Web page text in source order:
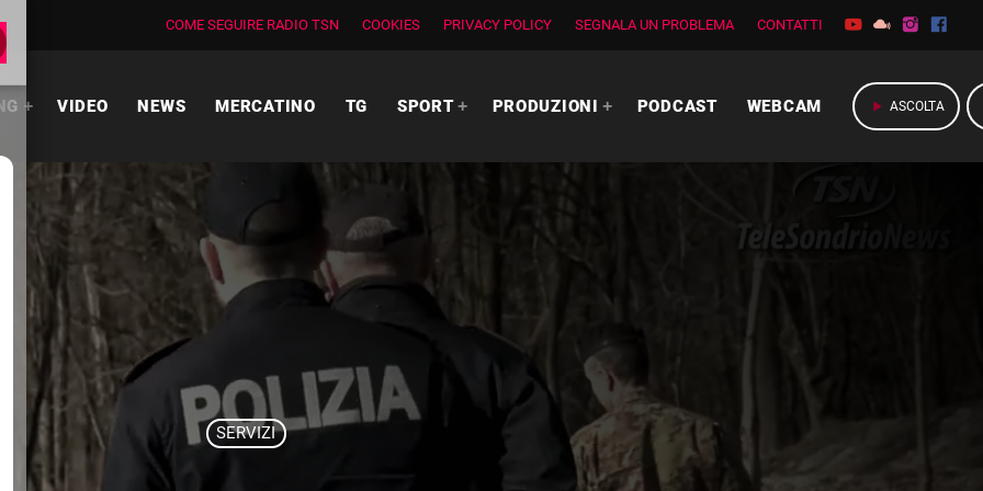
COME SEGUIRE RADIO TSN COOKIES PRIVACY POLICY SEGNALA UN PROBLEMA CONTATTI
VIDEO NEWS MERCATINO TG SPORT PRODUZIONI PODCAST WEBCAM play_arrow ASCOLTA
SERVIZI